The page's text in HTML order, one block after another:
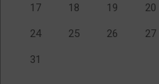
17 18 19 20
24 25 26 27
31